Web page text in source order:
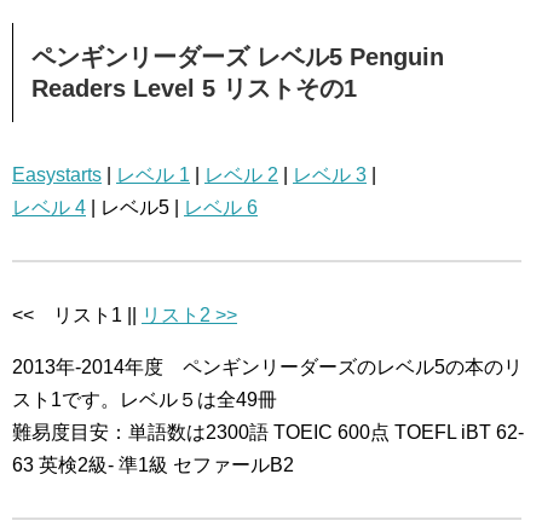
ペンギンリーダーズ レベル5 Penguin
Readers Level 5 リストその1
Easystarts レベル 1 レベル 2 レベル 3
レベル 4 | レベル5 | レベル 6
<< リスト1 || リスト2 >>
2013年-2014年度 ペンギンリーダーズのレベル5の本のリ
スト1です。レベル５は全49冊
難易度目安：単語数は2300語 TOEIC 600点 TOEFL iBT 62-
63 英検2級- 準1級 セファールB2